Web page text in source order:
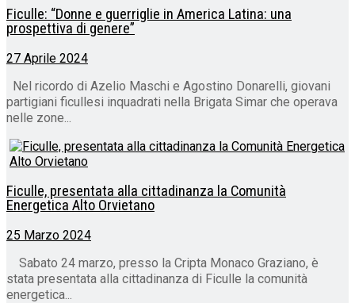
Ficulle: “Donne e guerriglie in America Latina: una
prospettiva di genere”
27 Aprile 2024
Nel ricordo di Azelio Maschi e Agostino Donarelli, giovani
partigiani ficullesi inquadrati nella Brigata Simar che operava
nelle zone...
Ficulle, presentata alla cittadinanza la Comunità
Energetica Alto Orvietano
25 Marzo 2024
Sabato 24 marzo, presso la Cripta Monaco Graziano, è
stata presentata alla cittadinanza di Ficulle la comunità
energetica...